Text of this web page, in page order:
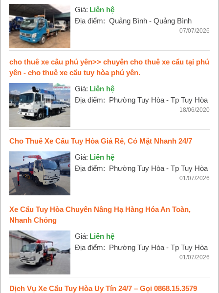
Giá: Liên hệ
Địa điểm: Quảng Bình - Quảng Bình
07/07/2026
cho thuê xe câu phú yên>> chuyên cho thuê xe cẩu tại phú
yên - cho thuê xe cẩu tuy hòa phú yên.
Giá: Liên hệ
Địa điểm: Phường Tuy Hòa - Tp Tuy Hòa
18/06/2020
Cho Thuê Xe Cẩu Tuy Hòa Giá Rẻ, Có Mặt Nhanh 24/7
Giá: Liên hệ
Địa điểm: Phường Tuy Hòa - Tp Tuy Hòa
01/07/2026
Xe Cẩu Tuy Hòa Chuyên Nâng Hạ Hàng Hóa An Toàn,
Nhanh Chóng
Giá: Liên hệ
Địa điểm: Phường Tuy Hòa - Tp Tuy Hòa
01/07/2026
Dịch Vụ Xe Cẩu Tuy Hòa Uy Tín 24/7 – Gọi 0868.15.3579